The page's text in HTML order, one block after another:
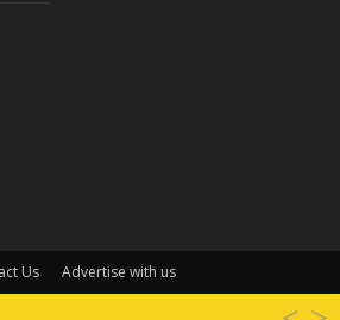
Us Advertise with us